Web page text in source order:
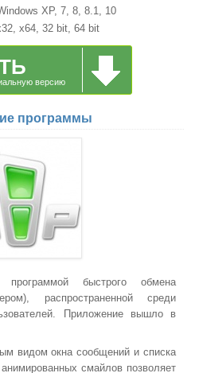
XP, 7, 8, 8.1, 10
x64, 32 bit, 64 bit
версию
программы
быстрого обмена
распространенной среди
Приложение вышло в
видом окна сообщений и списка
смайлов позволяет